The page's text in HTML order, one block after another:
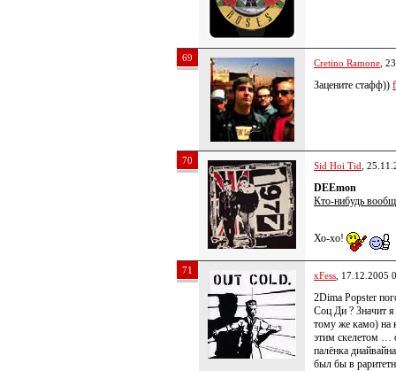
69 Cretino Ramone ,
Зацените стафф))
70 Sid Hoi Tid ,
DEEmon
Кто-нибудь
Хо-хо!
71 xFess , 17.12.2005
2Dima Popster
Соц Ди ? Значит
тому же камо) на
этим скелетом …
палёнка
был бы в